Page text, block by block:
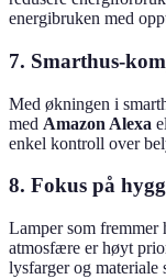
energibruken med
7. Smarthus-
Med økningen i
med Amazon Alexa
enkel kontroll over
8. Fokus på
Lamper som
atmosfære er høyt
lysfarger og materiale